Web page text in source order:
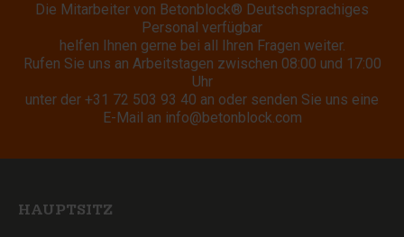
Die Mitarbeiter von Betonblock® Deutschsprachiges
Personal verfügbar
helfen Ihnen gerne bei all Ihren Fragen weiter.
Rufen Sie uns an Arbeitstagen zwischen 08:00 und 17:00
Uhr
unter der +31 72 503 93 40 an oder senden Sie uns eine
E-Mail an info@betonblock.com
HAUPTSITZ